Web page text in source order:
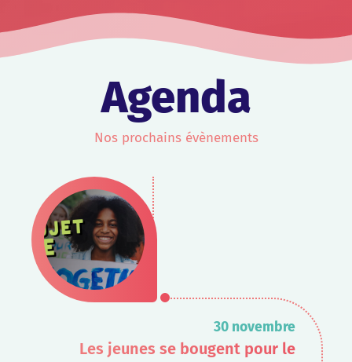
Agenda
Nos prochains évènements
Les jeunes se bougent pour le
30 novembre